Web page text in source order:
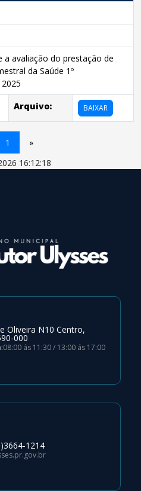
a avaliação do prestação de
da Saúde 1º
Arquivo: BAIXAR
1
»
16:12:18
Oliveira N10 Centro,
000
08:00 ás 11:30 / 13:00 ás 17:00
1214